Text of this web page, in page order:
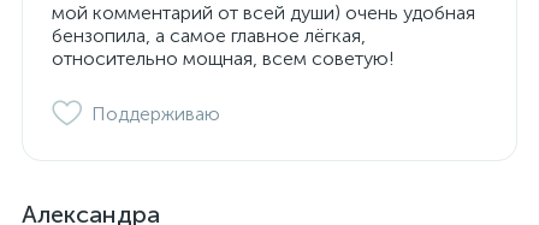
мой комментарий от всей души) очень удобная
бензопила, а самое главное лёгкая,
относительно мощная, всем советую!
Поддерживаю
Александра